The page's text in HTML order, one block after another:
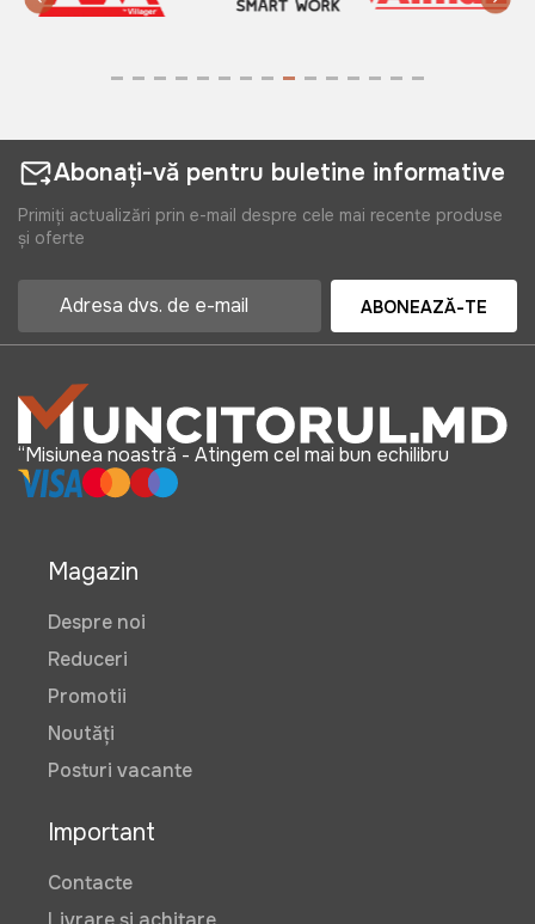
Abonați-vă pentru buletine informative
Primiți actualizări prin e-mail despre cele mai recente produse
și oferte
ABONEAZĂ-TE
“Misiunea noastră - Atingem cel mai bun echilibru
Magazin
Despre noi
Reduceri
Promotii
Noutăți
Posturi vacante
Important
Contacte